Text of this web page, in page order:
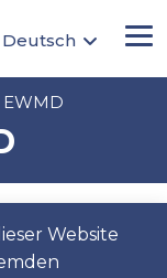
Deutsch
Français
Website
EWMD